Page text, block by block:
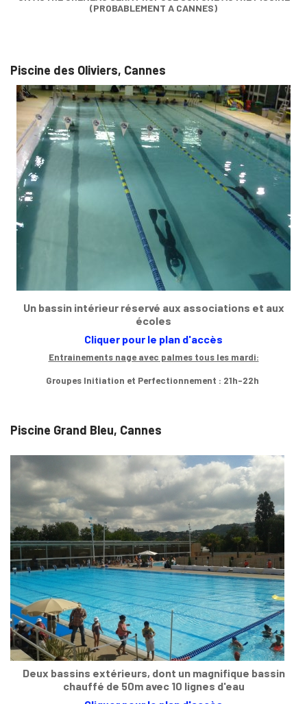
(PROBABLEMENT A CANNES)
Piscine des Oliviers, Cannes
Un bassin intérieur réservé aux associations et aux
écoles
Cliquer pour le plan d'accès
Entrainements nage avec palmes tous les mardi:
Groupes Initiation et Perfectionnement : 21h-22h
Piscine Grand Bleu, Cannes
Deux bassins extérieurs, dont un magnifique bassin
chauffé de 50m avec 10 lignes d'eau